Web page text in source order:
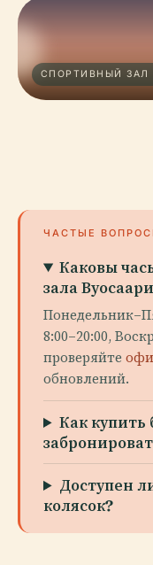
СПОРТИВНЫЙ ЗАЛ
ЧАСТЫЕ
Каковы
зала
8:00–20:00,
проверяйте
обновлений.
Как
Доступен
колясок?